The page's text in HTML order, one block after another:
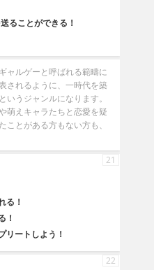
ることができる！
ャルゲーと呼ばれる範疇に
されるように、一時代を築
うジャンルになります。
萌えキャラたちと恋愛を疑
とがある方もない方も、
る！
！
リートしよう！
21
22